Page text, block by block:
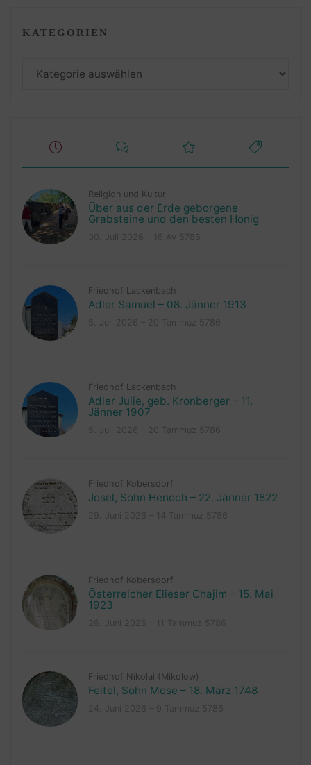
KATEGORIEN
Religion und Kultur
Über aus der Erde geborgene
Grabsteine und den besten Honig
Friedhof Lackenbach
Adler Samuel – 08. Jänner 1913
Friedhof Lackenbach
Adler Julie, geb. Kronberger – 11.
Jänner 1907
Friedhof Kobersdorf
Josel, Sohn Henoch – 22. Jänner 1822
Friedhof Kobersdorf
Österreicher Elieser Chajim – 15. Mai
1923
Friedhof Nikolai (Mikolow)
Feitel, Sohn Mose – 18. März 1748